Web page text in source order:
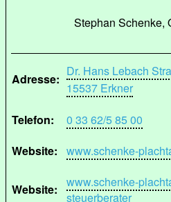
Stephan Schenke,
Adresse:
Dr. Hans Lebach
15537 Erkner
Telefon:
0 33 62/5 85 00
Website:
www.schenke-
Website:
www.schenke-
steuerberater